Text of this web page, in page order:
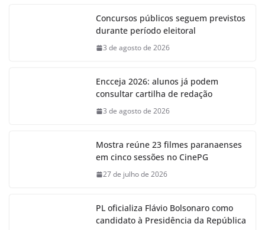
Concursos públicos seguem previstos
durante período eleitoral
3 de agosto de 2026
Encceja 2026: alunos já podem
consultar cartilha de redação
3 de agosto de 2026
Mostra reúne 23 filmes paranaenses
em cinco sessões no CinePG
27 de julho de 2026
PL oficializa Flávio Bolsonaro como
candidato à Presidência da República